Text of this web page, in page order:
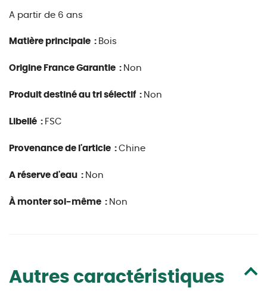
A partir de 6 ans
Matière principale : Bois
Origine France Garantie : Non
Produit destiné au tri sélectif : Non
Libellé : FSC
Provenance de l'article : Chine
A réserve d'eau : Non
À monter soi-même : Non
Autres caractéristiques